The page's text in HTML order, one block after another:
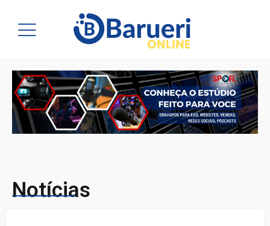
Notícias